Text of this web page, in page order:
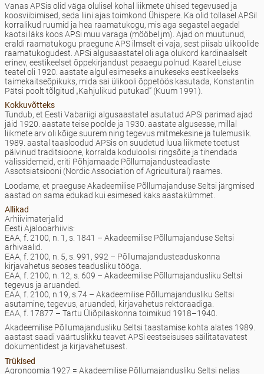
Vanas APSis olid väga olulisel kohal liikmete ühised tegevused ja
koosviibimised, seda liini ajas toimkond Ühispere. Ka olid tollasel APSil
korralikud ruumid ja hea raamatukogu, mis aga segastel aegadel
kaotsi läks koos APSi muu varaga (mööbel jm). Ajad on muutunud,
eraldi raamatukogu praegune APS ilmselt ei vaja, sest piisab ülikoolide
raamatukogudest. APSi algusaastatel oli aga olukord kardinaalselt
erinev, eestikeelset õppekirjandust peaaegu polnud. Kaarel Leiuse
teatel oli 1920. aastate algul esimeseks ainukeseks eestikeelseks
taimekaitseõpikuks, mida sai ülikooli õppetöös kasutada, Konstantin
Pätsi poolt tõlgitud „Kahjulikud putukad” (Kuum 1991).
Kokkuvõtteks
Tundub, et Eesti Vabariigi algusaastatel asutatud APSi parimad ajad
jäid 1920. aastate teise poolde ja 1930. aastate algusesse, millal
liikmete arv oli kõige suurem ning tegevus mitmekesine ja tulemuslik.
1989. aastal taasloodud APSis on suudetud luua liikmete toetust
pälvinud traditsioone, korralda koduloolisi ringsõite ja tihendada
välissidemeid, eriti Põhjamaade Põllumajandusteadlaste
Assotsiatsiooni (Nordic Association of Agricultural) raames.
Loodame, et praeguse Akadeemilise Põllumajanduse Seltsi järgmised
aastad on sama edukad kui esimesed kaks aastakümmet.
Allikad
Arhiivimaterjalid
Eesti Ajalooarhiivis:
EAA, f. 2100, n. 1, s. 1841 – Akadeemilise Põllumajanduse Seltsi
arhivaalid.
EAA, f. 2100, n. 5, s. 991, 992 – Põllumajandusteaduskonna
kirjavahetus seoses teadusliku tööga.
EAA, f. 2100, n. 12, s. 609 – Akadeemilise Põllumajandusliku Seltsi
tegevus ja aruanded.
EAA, f. 2100, n.19, s.74 – Akadeemilise Põllumajandusliku Seltsi
asutamine, tegevus, aruanded, kirjavahetus rektoraadiga.
EAA, f. 17877 – Tartu Üliõpilaskonna toimikud 1918–1940.
Akadeemilise Põllumajandusliku Seltsi taastamise kohta alates 1989.
aastast saadi väärtuslikku teavet APSi eestseisuses säilitatavatest
dokumentidest ja kirjavahetusest.
Trükised
Agronoomia 1927 = Akadeemilise Põllumajandusliku Seltsi neljas